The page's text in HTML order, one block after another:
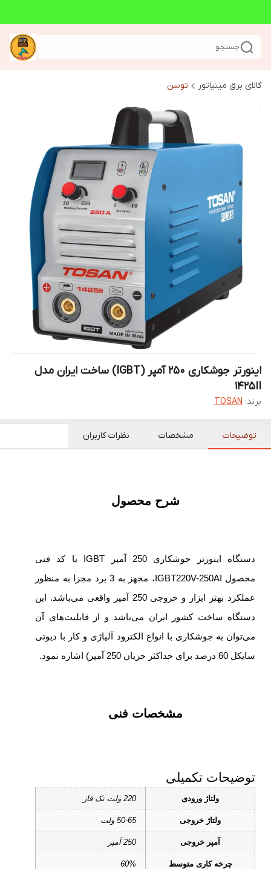
جستجو
کالای برق مینیاتور توسن
اینورتر جوشکاری 250 آمپر (IGBT) ساخت ایران مدل
1425II
برند: TOSAN
توضیحات مشخصات نظرات کاربران
شرح محصول
دستگاه اینورتر جوشکاری 250 آمپر IGBT با کد فنی
محصول IGBT220V-250AI، مجهز به 3 برد مجزا به منظور
عملکرد بهتر ابزار و خروجی 250 آمپر واقعی می‌باشد. این
دستگاه ساخت کشور ایران می‌باشد و از قابلیت‌های آن
می‌توان به جوشکاری با انواع الکترود آلیاژی و کار با دیوتی
سایکل 60 درصد برای حداکثر جریان 250 آمپر) اشاره نمود.
مشخصات فنی
توضیحات تکمیلی
ولتاژ ورودی 220 ولت تک فاز
ولتاژ خروجی 50-65 ولت
آمپر خروجی 250 آمپر
چرخه کاری متوسط 60%